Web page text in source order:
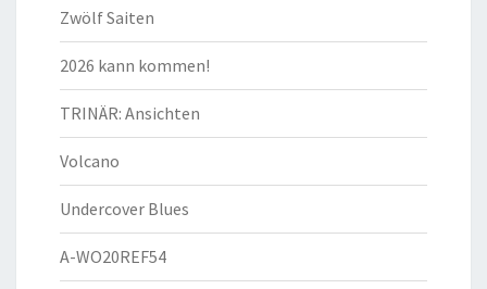
Zwölf Saiten
2026 kann kommen!
TRINÄR: Ansichten
Volcano
Undercover Blues
A-WO20REF54